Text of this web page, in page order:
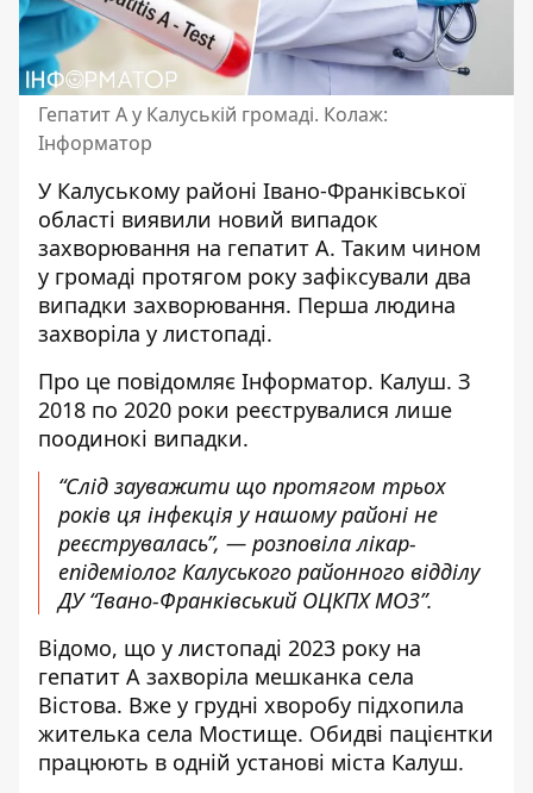
Гепатит А у Калуській громаді. Колаж:
Інформатор
У Калуському районі Івано-Франківської
області виявили новий випадок
захворювання на гепатит А. Таким чином
у громаді протягом року зафіксували два
випадки захворювання. Перша людина
захворіла у листопаді.
Про це повідомляє Інформатор. Калуш. З
2018 по 2020 роки реєструвалися лише
поодинокі випадки.
“Слід зауважити що протягом трьох
років ця інфекція у нашому районі не
реєструвалась”, — розповіла лікар-
епідеміолог Калуського районного відділу
ДУ “Івано-Франківський ОЦКПХ МОЗ”.
Відомо, що у листопаді 2023 року на
гепатит А захворіла мешканка села
Вістова. Вже у грудні хворобу підхопила
жителька села Мостище. Обидві пацієнтки
працюють в одній установі міста Калуш.